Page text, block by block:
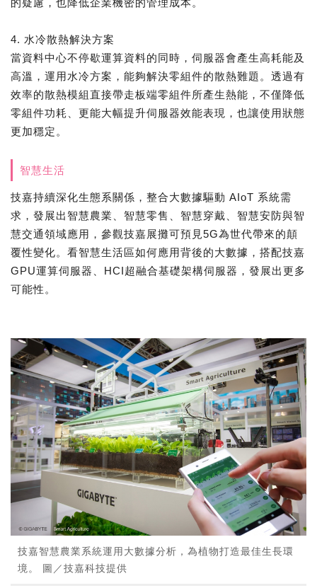
4. 水冷散熱解決方案
當資料中心不停歇運算資料的同時，伺服器會產生高耗能及
高溫，運用水冷方案，能夠解決零組件的散熱難題。透過有
效率的散熱模組直接帶走板端零組件所產生熱能，不僅降低
零組件功耗、更能大幅提升伺服器效能表現，也讓使用狀態
更加穩定。
智慧生活
技嘉持續深化生態系關係，整合大數據驅動 AIoT 系統需
求，發展出智慧農業、智慧零售、智慧穿戴、智慧安防與智
慧交通領域應用，參觀技嘉展攤可預見5G為世代帶來的顛
覆性變化。看智慧生活區如何應用背後的大數據，搭配技嘉
GPU運算伺服器、HCI超融合基礎架構伺服器，發展出更多
可能性。
技嘉智慧農業系統運用大數據分析，為植物打造最佳生長環
境。 圖／技嘉科技提供